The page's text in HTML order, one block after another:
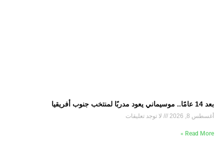
بعد 14 عامًا.. موسيماني يعود مدربًا لمنتخب جنوب أفريقيا
أغسطس 8, 2026 لا توجد تعليقات
Read More »